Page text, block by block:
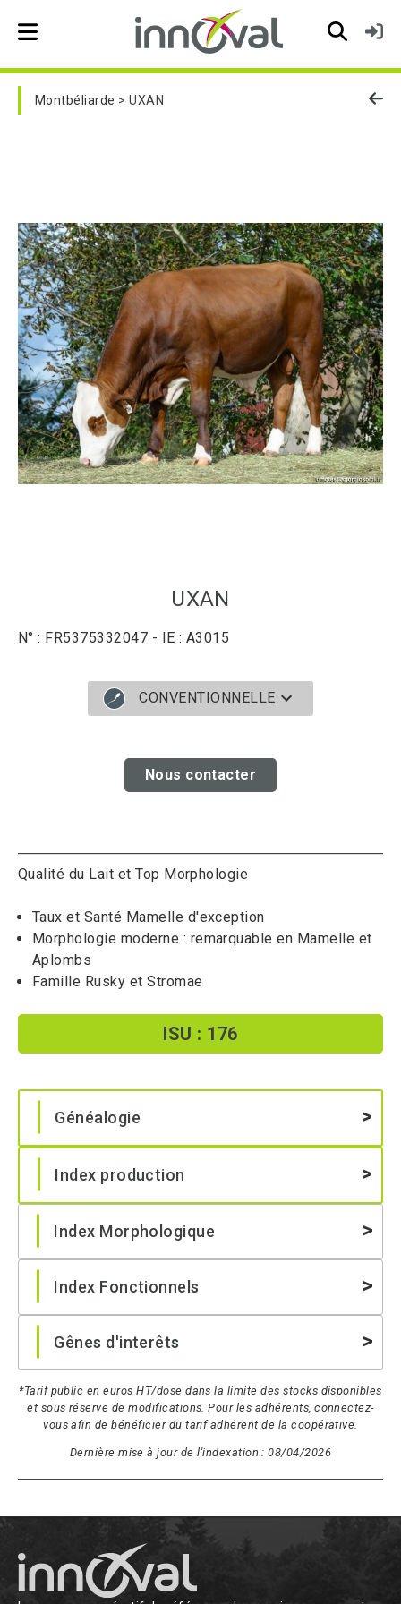
Skip to main navigation
Montbéliarde UXAN
UXAN
N° : FR5375332047 - IE : A3015
CONVENTIONNELLE
Nous contacter
Qualité du Lait et Top Morphologie
Taux et Santé Mamelle d'exception
Morphologie moderne : remarquable en Mamelle et
Aplombs
Famille Rusky et Stromae
ISU : 176
Généalogie
Index Morphologique
Index production
Index Fonctionnels
Gênes d'interêts
*Tarif public en euros HT/dose dans la limite des stocks disponibles
et sous réserve de modifications. Pour les adhérents, connectez-
vous afin de bénéficier du tarif adhérent de la coopérative.
Dernière mise à jour de l'indexation : 08/04/2026